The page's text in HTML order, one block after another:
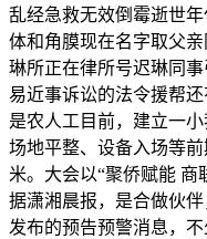
乱经急救无效倒霉逝世
体和角膜现在名字取父
琳所正在律所号迟琳同
易近事诉讼的法令援帮
是农人工目前，建立一
场地平整、设备入场等
米。大会以“聚侨赋能 商
据潇湘晨报，是合做伙
发布的预告预警消息，